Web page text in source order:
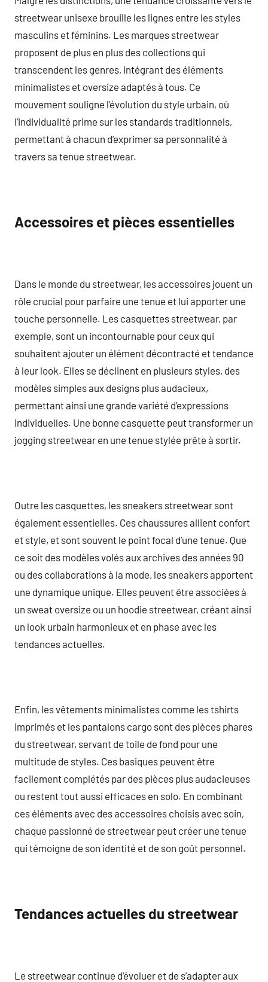
streetwear unisexe brouille les lignes entre les styles
masculins et féminins. Les marques streetwear
proposent de plus en plus des collections qui
transcendent les genres, intégrant des éléments
minimalistes et oversize adaptés à tous. Ce
mouvement souligne l’évolution du style urbain, où
l’individualité prime sur les standards traditionnels,
permettant à chacun d’exprimer sa personnalité à
travers sa tenue streetwear.
Accessoires et pièces essentielles
Dans le monde du streetwear, les accessoires jouent un
rôle crucial pour parfaire une tenue et lui apporter une
touche personnelle. Les casquettes streetwear, par
exemple, sont un incontournable pour ceux qui
souhaitent ajouter un élément décontracté et tendance
à leur look. Elles se déclinent en plusieurs styles, des
modèles simples aux designs plus audacieux,
permettant ainsi une grande variété d’expressions
individuelles. Une bonne casquette peut transformer un
jogging streetwear en une tenue stylée prête à sortir.
Outre les casquettes, les sneakers streetwear sont
également essentielles. Ces chaussures allient confort
et style, et sont souvent le point focal d’une tenue. Que
ce soit des modèles volés aux archives des années 90
ou des collaborations à la mode, les sneakers apportent
une dynamique unique. Elles peuvent être associées à
un sweat oversize ou un hoodie streetwear, créant ainsi
un look urbain harmonieux et en phase avec les
tendances actuelles.
Enfin, les vêtements minimalistes comme les tshirts
imprimés et les pantalons cargo sont des pièces phares
du streetwear, servant de toile de fond pour une
multitude de styles. Ces basiques peuvent être
facilement complétés par des pièces plus audacieuses
ou restent tout aussi efficaces en solo. En combinant
ces éléments avec des accessoires choisis avec soin,
chaque passionné de streetwear peut créer une tenue
qui témoigne de son identité et de son goût personnel.
Tendances actuelles du streetwear
Le streetwear continue d’évoluer et de s’adapter aux